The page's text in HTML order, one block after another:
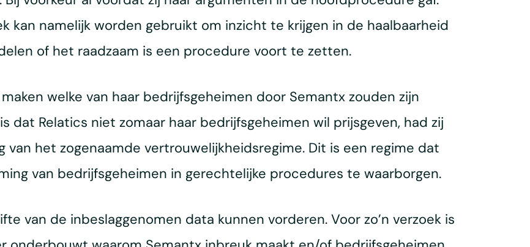
kan namelijk worden gebruikt om inzicht te krijgen in de haalbaarheid
of het raadzaam is een procedure voort te zetten.
welke van haar bedrijfsgeheimen door Semantx zouden zijn
dat Relatics niet zomaar haar bedrijfsgeheimen wil prijsgeven, had zij
van het zogenaamde vertrouwelijkheidsregime. Dit is een regime dat
van bedrijfsgeheimen in gerechtelijke procedures te waarborgen.
van de inbeslaggenomen data kunnen vorderen. Voor zo’n verzoek is